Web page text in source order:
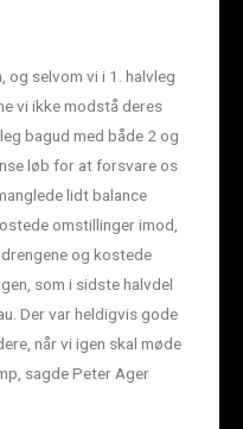
og selvom vi i 1. halvleg
vi ikke modstå deres
bagud med både 2 og
løb for at forsvare os
lidt balance
omstillinger imod,
og kostede
som i sidste halvdel
Der var heldigvis gode
når vi igen skal møde
sagde Peter Ager